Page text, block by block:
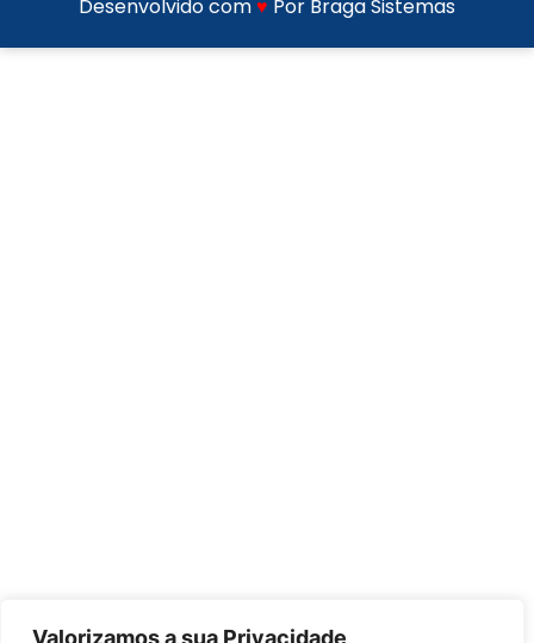
Valorizamos a sua Privacidade
Desenvolvido com♥ Por Braga Sistemas